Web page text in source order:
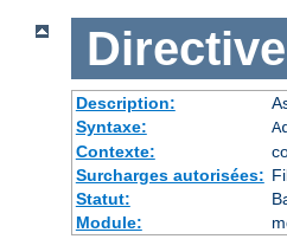
Directive
Description:
Syntaxe:
Contexte:
Surcharges autorisées:
Statut:
Module: